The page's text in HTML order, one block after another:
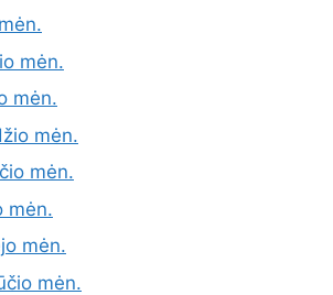
mėn.
mėn.
mėn.
mėn.
mėn.
mėn.
mėn.